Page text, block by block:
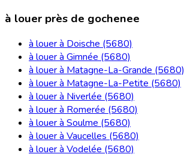
à louer près de gochenee
à louer à Doische (5680)
à louer à Gimnée (5680)
à louer à Matagne-La-Grande (5680)
à louer à Matagne-La-Petite (5680)
à louer à Niverlée (5680)
à louer à Romerée (5680)
à louer à Soulme (5680)
à louer à Vaucelles (5680)
à louer à Vodelée (5680)